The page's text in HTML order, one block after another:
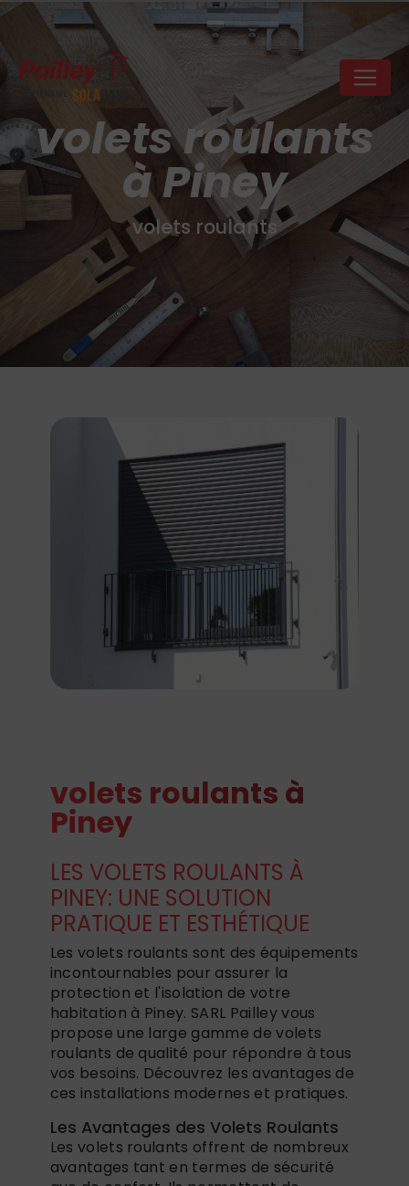
volets roulants
à Piney
volets roulants
volets roulants à
Piney
LES VOLETS ROULANTS À
PINEY: UNE SOLUTION
PRATIQUE ET ESTHÉTIQUE
Les volets roulants sont des équipements
incontournables pour assurer la
protection et l'isolation de votre
habitation à Piney. SARL Pailley vous
propose une large gamme de volets
roulants de qualité pour répondre à tous
vos besoins. Découvrez les avantages de
ces installations modernes et pratiques.
Les Avantages des Volets Roulants
Les volets roulants offrent de nombreux
avantages tant en termes de sécurité
Panneau de gestion des cookies